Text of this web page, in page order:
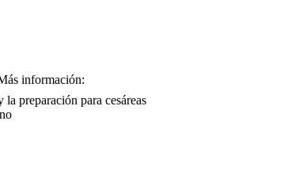
información:
preparación para cesáreas